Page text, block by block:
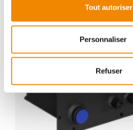
Tout autoriser
Personnaliser
Refuser